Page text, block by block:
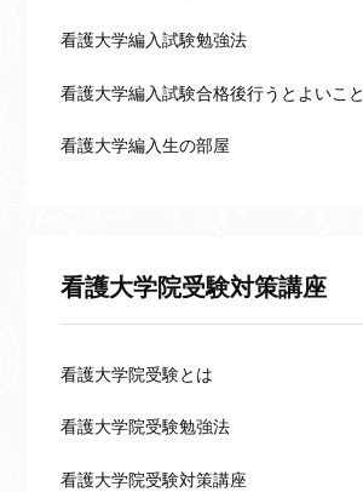
看護大学編入試験勉強法
看護大学編入試験合格後行うとよいこと
看護大学編入生の部屋
看護大学院受験対策講座
看護大学院受験とは
看護大学院受験勉強法
看護大学院受験対策講座